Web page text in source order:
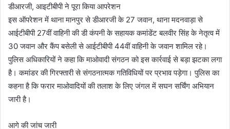
डीआरजी, आइटीबीपी ने पूरा किया आपरेशन
इस ऑपरेशन में थाना मानपुर से डीआरजी के 27 जवान, थाना मदनवाड़ा से
आईटीबीपी 27वीं वाहिनी की डी कंपनी के सहायक कमांडेंट बलवीर सिंह के नेतृत्व में
30 जवान और कैंप बसेली से आईटीबीपी 44वीं वाहिनी के जवान शामिल रहे।
पुलिस अधिकारियों ने कहा कि माओवादी संगठन को इस कार्रवाई से बड़ा झटका लगा
है। कमांडर की गिरफ्तारी से संगठनात्मक गतिविधियों पर प्रभाव पड़ेगा। पुलिस का
कहना है कि फरार माओवादियों की तलाश के लिए जंगल में सघन सर्चिंग अभियान
जारी है।
आगे की जांच जारी